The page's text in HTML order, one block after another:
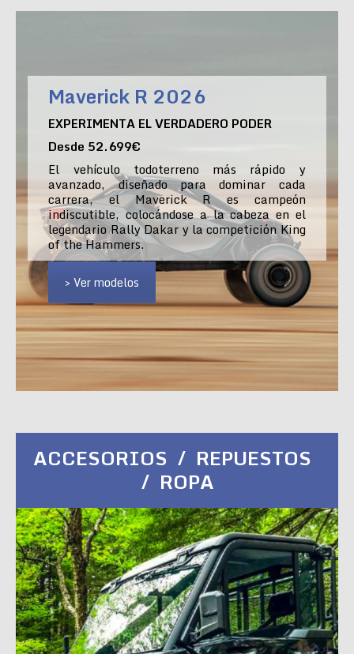
Maverick R 2026
EXPERIMENTA EL VERDADERO PODER
Desde 52.699€
El vehículo todoterreno más rápido y
avanzado, diseñado para dominar cada
carrera, el Maverick R es campeón
indiscutible, colocándose a la cabeza en el
legendario Rally Dakar y la competición King
of the Hammers.
> Ver modelos
ACCESORIOS / REPUESTOS
/ ROPA